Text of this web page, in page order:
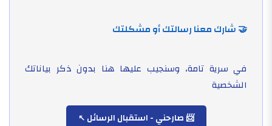
🤝 شارك معنا رسالتك أو مشكلتك
في سرية تامة، وسنجيب عليها هنا بدون ذكر بياناتك
الشخصية
📨 صارحني - استقبال الرسائل